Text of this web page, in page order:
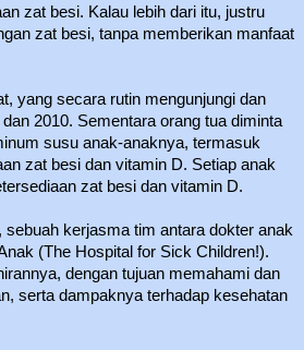
zat besi. Kalau lebih dari itu, justru
zat besi, tanpa memberikan manfaat
yang secara rutin mengunjungi dan
2010. Sementara orang tua diminta
susu anak-anaknya, termasuk
zat besi dan vitamin D. Setiap anak
zat besi dan vitamin D.
kerjasma tim antara dokter anak
(The Hospital for Sick Children!).
dengan tujuan memahami dan
serta dampaknya terhadap kesehatan